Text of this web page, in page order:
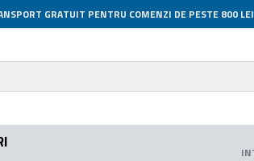
GRATUIT PENTRU COMENZI DE PESTE 800 LEI